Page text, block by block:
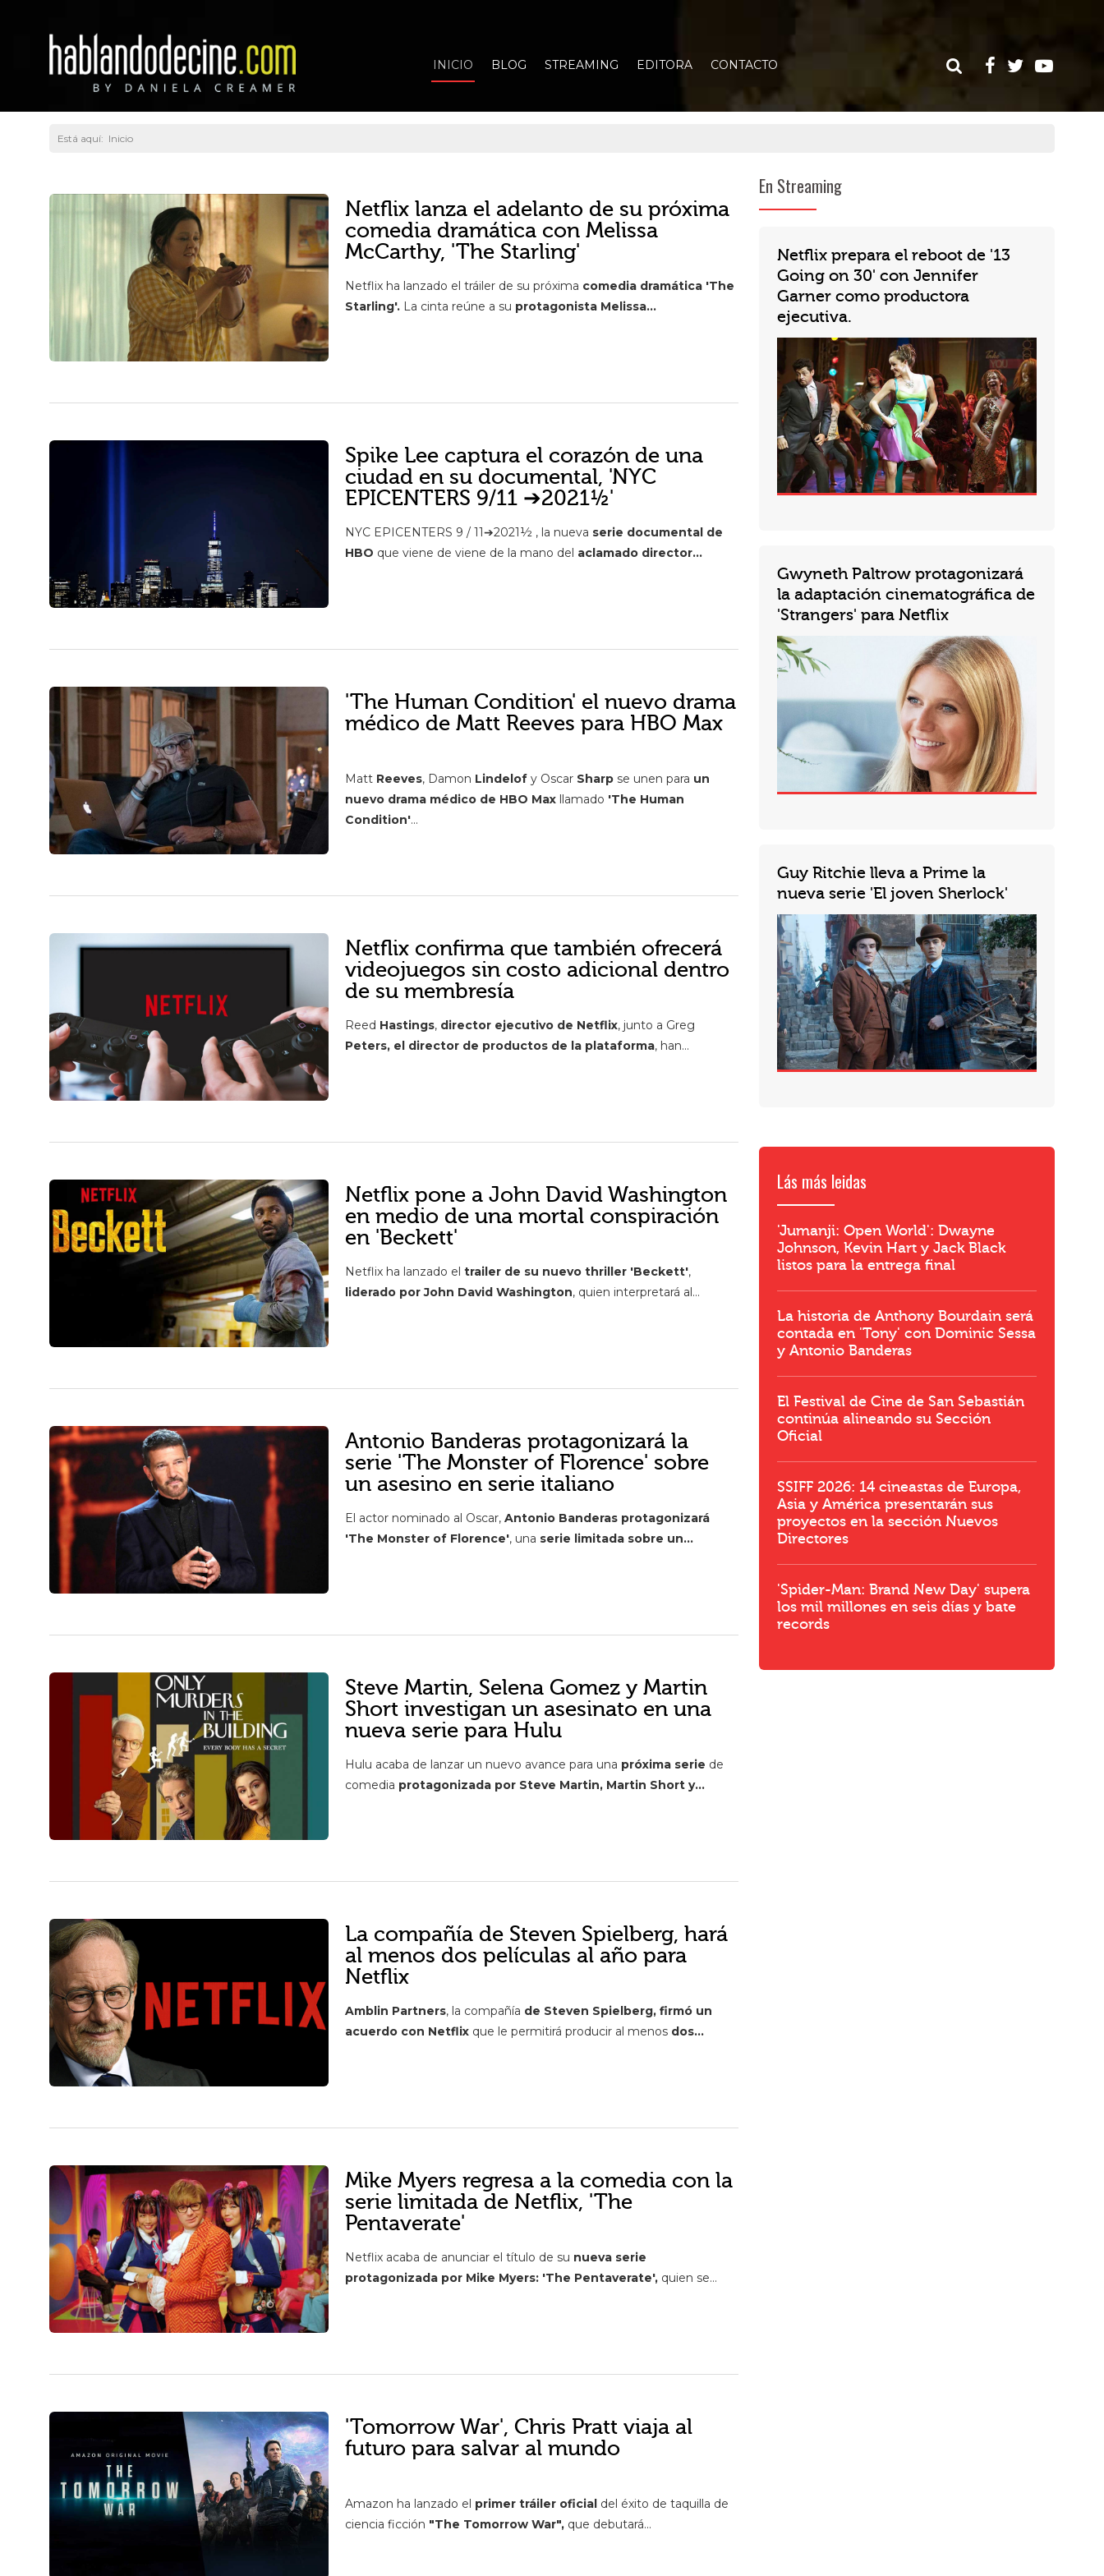
INICIO BLOG STREAMING EDITORA CONTACTO
Está aquí: Inicio
Netflix lanza el adelanto de su próxima
comedia dramática con Melissa
McCarthy, 'The Starling'
Netflix ha lanzado el tráiler de su próxima comedia dramática 'The
Starling'. La cinta reúne a su protagonista Melissa...
Spike Lee captura el corazón de una
ciudad en su documental, 'NYC
EPICENTERS 9/11 ➔2021½'
NYC EPICENTERS 9 / 11➔2021½ , la nueva serie documental de
HBO que viene de viene de la mano del aclamado director...
'The Human Condition' el nuevo drama
médico de Matt Reeves para HBO Max
Matt Reeves, Damon Lindelof y Oscar Sharp se unen para un
nuevo drama médico de HBO Max llamado 'The Human
Condition'...
Netflix confirma que también ofrecerá
videojuegos sin costo adicional dentro
de su membresía
Reed Hastings, director ejecutivo de Netflix, junto a Greg
Peters, el director de productos de la plataforma, han...
Netflix pone a John David Washington
en medio de una mortal conspiración
en 'Beckett'
Netflix ha lanzado eltrailer de su nuevo thriller 'Beckett',
liderado por John David Washington, quien interpretará al...
Antonio Banderas protagonizará la
serie 'The Monster of Florence' sobre
un asesino en serie italiano
El actor nominado al Oscar,Antonio Banderas protagonizará
'The Monster of Florence', una serie limitada sobre un...
Steve Martin, Selena Gomez y Martin
Short investigan un asesinato en una
nueva serie para Hulu
Hulu acaba de lanzar un nuevo avance para una próxima serie de
comedia protagonizada por Steve Martin, Martin Short y...
La compañía de Steven Spielberg, hará
al menos dos películas al año para
Netflix
Amblin Partners, la compañía de Steven Spielberg, firmó un
acuerdo con Netflix que le permitirá producir al menos dos...
Mike Myers regresa a la comedia con la
serie limitada de Netflix, 'The
Pentaverate'
Netflix acaba de anunciar el título de su nueva serie
protagonizada por Mike Myers: 'The Pentaverate', quien se...
'Tomorrow War', Chris Pratt viaja al
futuro para salvar al mundo
Amazon ha lanzado el primer tráiler oficial del éxito de taquilla de
ciencia ficción "The Tomorrow War", que debutará...
En Streaming
Netflix prepara el reboot de '13
Going on 30' con Jennifer
Garner como productora
ejecutiva.
Netflix anunció el relanzamiento de la clásica comedia romántica "13 Going on 30".
Gwyneth Paltrow protagonizará
la adaptación cinematográfica de
'Strangers' para Netflix
Guy Ritchie lleva a Prime la
nueva serie 'El joven Sherlock'
Sherlock Holmes regresa al caso. Guy Ritchie incursionó por primera vez en el mundo del detective más grande de la...
Lás más leidas
'Jumanji: Open World': Dwayne
Johnson, Kevin Hart y Jack Black
listos para la entrega final
La historia de Anthony Bourdain será
contada en 'Tony' con Dominic Sessa
y Antonio Banderas
El Festival de Cine de San Sebastián
continúa alineando su Sección
Oficial
SSIFF 2026: 14 cineastas de Europa,
Asia y América presentarán sus
proyectos en la sección Nuevos
Directores
'Spider-Man: Brand New Day' supera
los mil millones en seis días y bate
records